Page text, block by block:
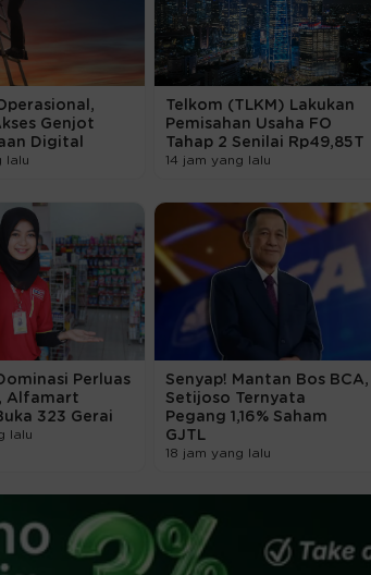
prima bagi lebih dari 100.000
melakukan perluasan jaringan
menjangkau para nasabah dan
Indonesia,” ujarnya.
bertransaksi SR017, BRI menyediakan